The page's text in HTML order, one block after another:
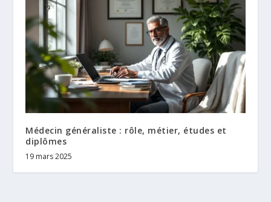
Médecin généraliste : rôle, métier, études et
diplômes
19 mars 2025